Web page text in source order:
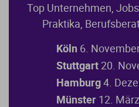
Top Unternehmen,
Praktika,
Köln 6.
Stuttgart20.
Hamburg4.
Münster12.